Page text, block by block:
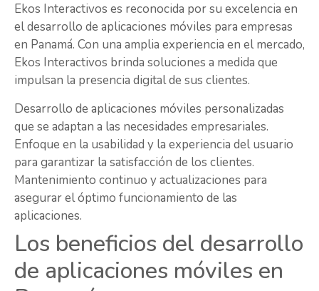
Ekos Interactivos es reconocida por su excelencia en
el desarrollo de aplicaciones móviles para empresas
en Panamá. Con una amplia experiencia en el mercado,
Ekos Interactivos brinda soluciones a medida que
impulsan la presencia digital de sus clientes.
Desarrollo de aplicaciones móviles personalizadas
que se adaptan a las necesidades empresariales.
Enfoque en la usabilidad y la experiencia del usuario
para garantizar la satisfacción de los clientes.
Mantenimiento continuo y actualizaciones para
asegurar el óptimo funcionamiento de las
aplicaciones.
Los beneficios del desarrollo
de aplicaciones móviles en